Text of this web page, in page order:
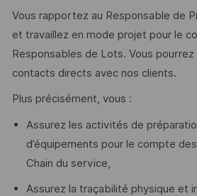
Vous rapportez au Responsable de
et travaillez en mode projet pour le
Responsables de Lots. Vous
contacts directs avec nos clients.
Plus précisément, vous :
Assurez les activités de
d’équipements pour le compte
Chain du service,
Assurez la traçabilité physique et